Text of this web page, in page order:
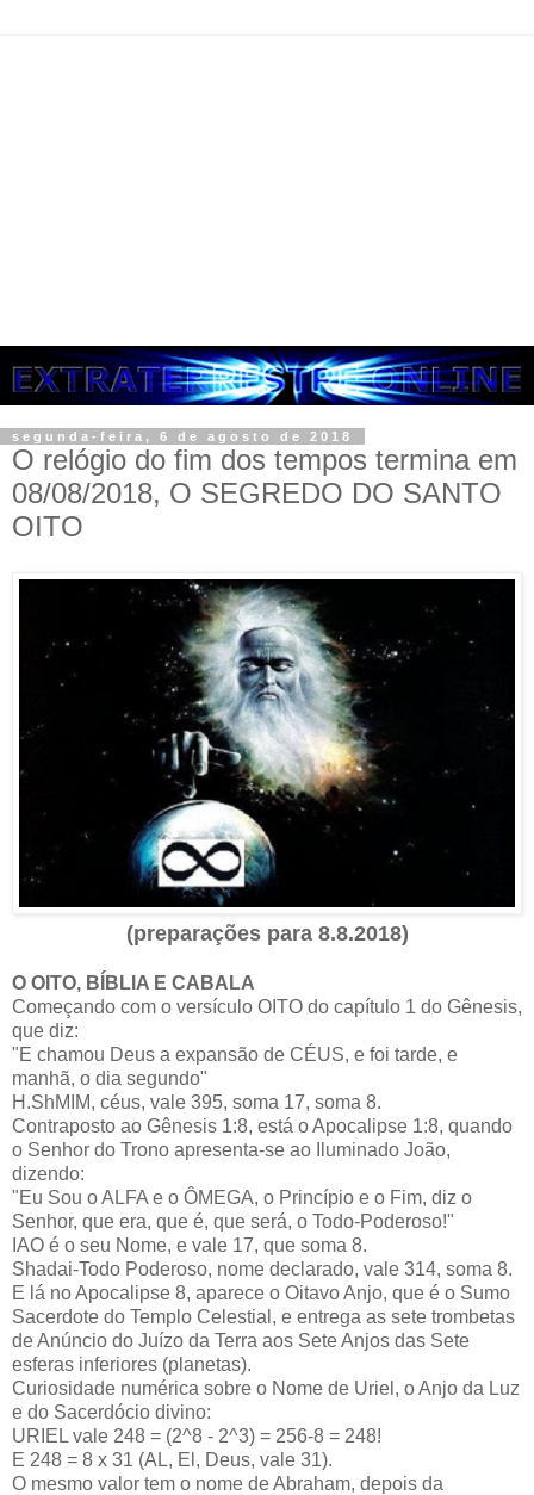
segunda-feira, 6 de agosto de 2018
O relógio do fim dos tempos termina em
08/08/2018, O SEGREDO DO SANTO
OITO
(preparações para 8.8.2018)
O OITO, BÍBLIA E CABALA
Começando com o versículo OITO do capítulo 1 do Gênesis,
que diz:
"E chamou Deus a expansão de CÉUS, e foi tarde, e
manhã, o dia segundo"
H.ShMIM, céus, vale 395, soma 17, soma 8.
Contraposto ao Gênesis 1:8, está o Apocalipse 1:8, quando
o Senhor do Trono apresenta-se ao Iluminado João,
dizendo:
"Eu Sou o ALFA e o ÔMEGA, o Princípio e o Fim, diz o
Senhor, que era, que é, que será, o Todo-Poderoso!"
IAO é o seu Nome, e vale 17, que soma 8.
Shadai-Todo Poderoso, nome declarado, vale 314, soma 8.
E lá no Apocalipse 8, aparece o Oitavo Anjo, que é o Sumo
Sacerdote do Templo Celestial, e entrega as sete trombetas
de Anúncio do Juízo da Terra aos Sete Anjos das Sete
esferas inferiores (planetas).
Curiosidade numérica sobre o Nome de Uriel, o Anjo da Luz
e do Sacerdócio divino:
URIEL vale 248 = (2^8 - 2^3) = 256-8 = 248!
E 248 = 8 x 31 (AL, El, Deus, vale 31).
O mesmo valor tem o nome de Abraham, depois da